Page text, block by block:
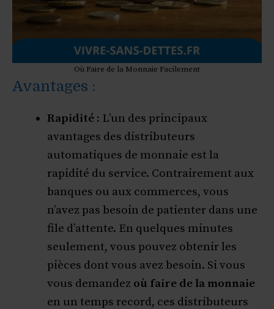
Où Faire de la Monnaie Facilement
Avantages :
Rapidité : L’un des principaux
avantages des distributeurs
automatiques de monnaie est la
rapidité du service. Contrairement aux
banques ou aux commerces, vous
n’avez pas besoin de patienter dans une
file d’attente. En quelques minutes
seulement, vous pouvez obtenir les
pièces dont vous avez besoin. Si vous
vous demandez où faire de la monnaie
en un temps record, ces distributeurs